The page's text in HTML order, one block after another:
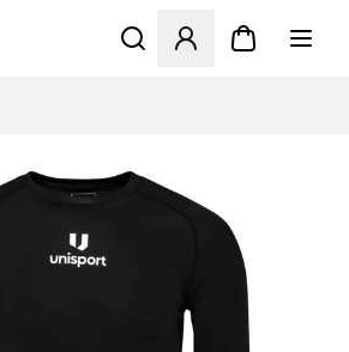
Åbner en Modal til at